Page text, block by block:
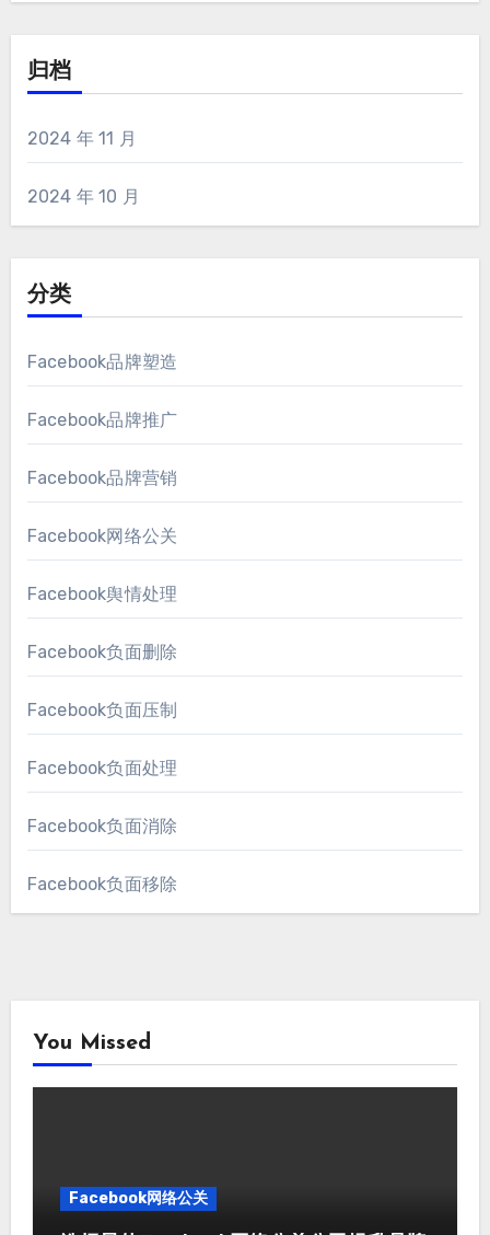
归档
2024 年 11 月
2024 年 10 月
分类
Facebook品牌塑造
Facebook品牌推广
Facebook品牌营销
Facebook网络公关
Facebook舆情处理
Facebook负面删除
Facebook负面压制
Facebook负面处理
Facebook负面消除
Facebook负面移除
You Missed
Facebook网络公关